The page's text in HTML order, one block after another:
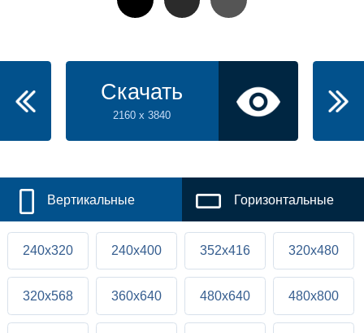
Скачать
2160 x 3840
Вертикальные Горизонтальные
240x320 240x400 352x416 320x480
320x568 360x640 480x640 480x800